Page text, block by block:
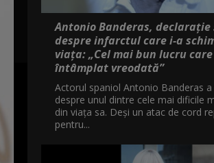
Antonio Banderas, declarație
despre infarctul care i-a
viața: „Cel mai bun lucru
întâmplat vreodată”
Actorul spaniol Antonio Banderas
despre unul dintre cele mai dificile
din viața sa. Deși un atac de cord
pentru...